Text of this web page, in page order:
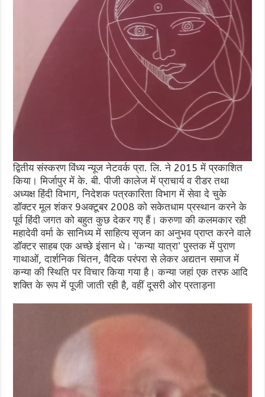
द्वितीय संस्करण विंध्य न्यूज नेटवर्क प्रा. लि. ने 2015 में प्रकाशित
किया। मिर्जापुर में के. बी. पीजी कालेज में प्राचार्य व रीडर तथा
अध्यक्ष हिंदी विभाग, निदेशक पत्रकारिता विभाग में सेवा दे चुके
डॉक्टर मूल शंकर 9अक्टूबर 2008 को सकेतधाम प्रस्थान करने के
पूर्व हिंदी जगत को बहुत कुछ देकर गए हैं। करुणा की कलमकार रही
महादेवी वर्मा के सानिध्य में साहित्य सृजन का अनुभव प्राप्त करने वाले
डॉक्टर साहब एक अच्छे इंसान थे। ‘कन्या यात्रा’ पुस्तक में पुराण
गाथाओं, दार्शनिक चिंतन, वैदिक परंपरा से लेकर अद्यतन समाज में
कन्या की स्थिति पर विचार किया गया है। कन्या जहां एक तरफ आदि
शक्ति के रूप में पूजी जाती रही है, वहीं दूसरी ओर प्रताड़ना